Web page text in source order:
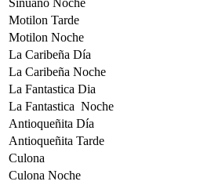
Sinuano Noche
Motilon Tarde
Motilon Noche
La Caribeña Día
La Caribeña Noche
La Fantastica Dia
La Fantastica Noche
Antioqueñita Día
Antioqueñita Tarde
Culona
Culona Noche